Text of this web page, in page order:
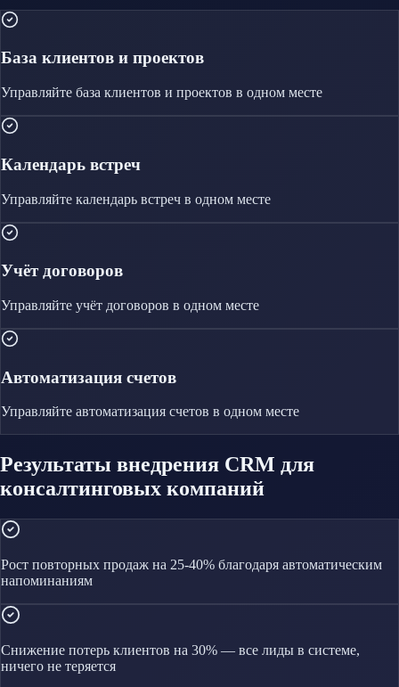
База клиентов и проектов
Управляйте база клиентов и проектов в одном месте
Календарь встреч
Управляйте календарь встреч в одном месте
Учёт договоров
Управляйте учёт договоров в одном месте
Автоматизация счетов
Управляйте автоматизация счетов в одном месте
Результаты внедрения CRM для
консалтинговых компаний
Рост повторных продаж на 25-40% благодаря автоматическим
напоминаниям
Снижение потерь клиентов на 30% — все лиды в системе,
ничего не теряется